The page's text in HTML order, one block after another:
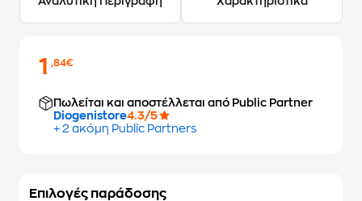
1,84€
Πωλείται και αποστέλλεται από Public Partner
Diogenistore4.3/5
+ 2 ακόμη Public Partners
Επιλογές παράδοσης